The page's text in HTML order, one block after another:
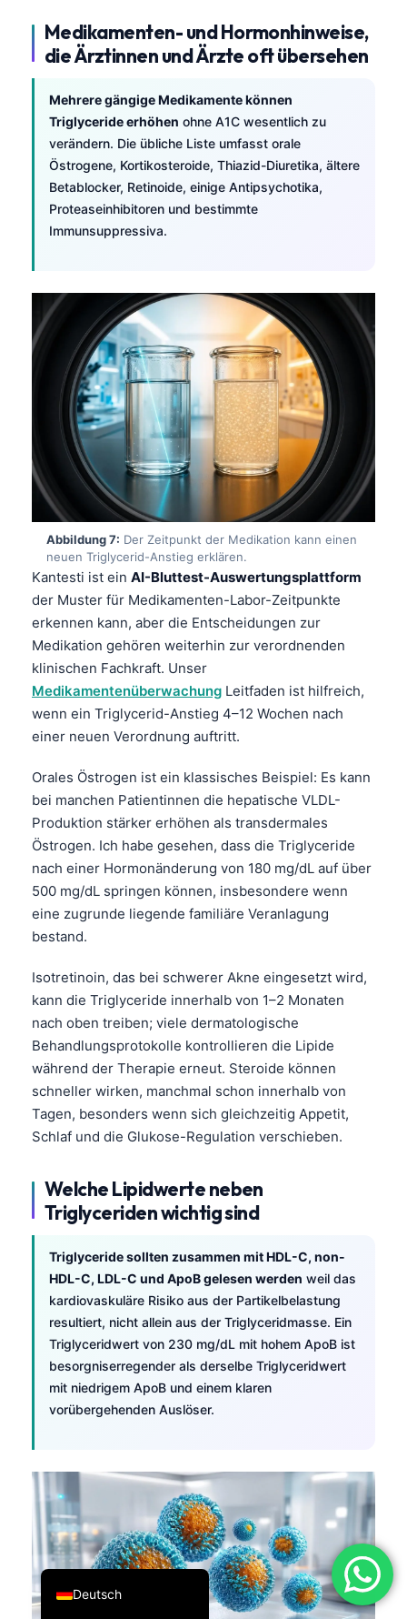
Medikamenten- und Hormonhinweise,
die Ärztinnen und Ärzte oft übersehen
Mehrere gängige Medikamente können
Triglyceride erhöhen ohne A1C wesentlich zu
verändern. Die übliche Liste umfasst orale
Östrogene, Kortikosteroide, Thiazid-Diuretika, ältere
Betablocker, Retinoide, einige Antipsychotika,
Proteaseinhibitoren und bestimmte
Immunsuppressiva.
Abbildung 7: Der Zeitpunkt der Medikation kann einen
neuen Triglycerid-Anstieg erklären.
Kantesti ist ein AI-Bluttest-Auswertungsplattform
der Muster für Medikamenten-Labor-Zeitpunkte
erkennen kann, aber die Entscheidungen zur
Medikation gehören weiterhin zur verordnenden
klinischen Fachkraft. Unser
Medikamentenüberwachung Leitfaden ist hilfreich,
wenn ein Triglycerid-Anstieg 4–12 Wochen nach
einer neuen Verordnung auftritt.
Orales Östrogen ist ein klassisches Beispiel: Es kann
bei manchen Patientinnen die hepatische VLDL-
Produktion stärker erhöhen als transdermales
Östrogen. Ich habe gesehen, dass die Triglyceride
nach einer Hormonänderung von 180 mg/dL auf über
500 mg/dL springen können, insbesondere wenn
eine zugrunde liegende familiäre Veranlagung
bestand.
Isotretinoin, das bei schwerer Akne eingesetzt wird,
kann die Triglyceride innerhalb von 1–2 Monaten
nach oben treiben; viele dermatologische
Behandlungsprotokolle kontrollieren die Lipide
während der Therapie erneut. Steroide können
schneller wirken, manchmal schon innerhalb von
Tagen, besonders wenn sich gleichzeitig Appetit,
Schlaf und die Glukose-Regulation verschieben.
Welche Lipidwerte neben
Triglyceriden wichtig sind
Triglyceride sollten zusammen mit HDL-C, non-
HDL-C, LDL-C und ApoB gelesen werden weil das
kardiovaskuläre Risiko aus der Partikelbelastung
resultiert, nicht allein aus der Triglyceridmasse. Ein
Triglyceridwert von 230 mg/dL mit hohem ApoB ist
besorgniserregender als derselbe Triglyceridwert
mit niedrigem ApoB und einem klaren
vorübergehenden Auslöser.
Deutsch
English
العربية
Français
עִבְרִית
Español
Português
Ελληνικά
Türkçe
Română
简体中文
Български
Nederlands
हिन्दी
Bahasa Indonesia
Հայերեն
Íslenska
Српски језик
Bosanski
Azərbaycan dili
Eesti
日本語
Čeština
ქართული
Lietuvių kalba
Polski
한국어
Slovenščina
Magyar
Shqip
বাংলা
मराठी
తెలుగు
தமிழ்
ગુજરાતી
ಕನ್ನಡ
മലയാളം
Bahasa Melayu
Tagalog
ไทย
ဗမာစာ
ភាសាខ្មែរ
Kiswahili
Українська
O‘zbekcha